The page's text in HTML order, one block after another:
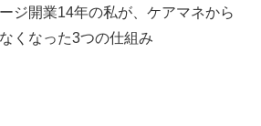
ジ開業14年の私が、ケアマネから
くなった3つの仕組み